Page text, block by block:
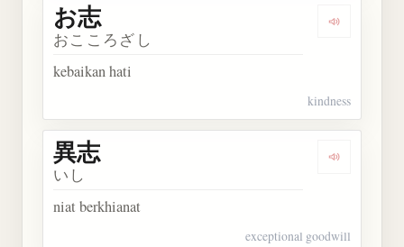
Dengarkan
お志
おこころざし
kebaikan hati
kindness
Dengarkan
異志
いし
niat berkhianat
exceptional goodwill